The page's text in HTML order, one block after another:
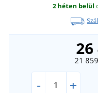
2 héten belül
26
21
- +